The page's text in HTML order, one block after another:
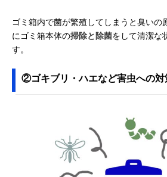
ゴミ箱内で菌が繁殖してしまうと臭いの
にゴミ箱本体の掃除と除菌をして清潔な
す。
②ゴキブリ・ハエなど害虫への対